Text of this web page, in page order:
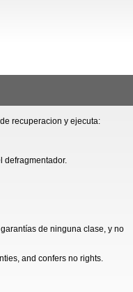
recuperacion y ejecuta:
defragmentador.
de ninguna clase, y no
and confers no rights.